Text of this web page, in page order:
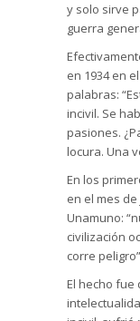
y solo sirve
guerra
en 1934 en
palabras:
incivil. Se
pasiones.
locura. Una
En los
en el mes
Unamuno:
civilización
corre
El hecho fue